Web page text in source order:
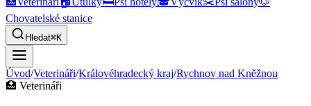
Chovatelské stanice
Hledat⌘K
Úvod/Veterináři/Královéhradecký kraj/Rychnov nad Kněžnou
🏥 Veterináři